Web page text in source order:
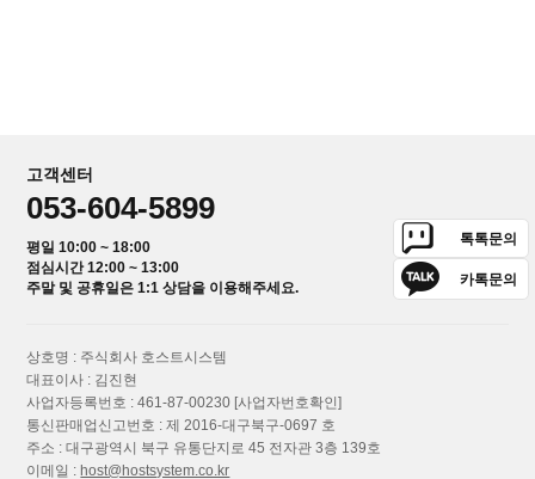
고객센터
053-604-5899
평일 10:00 ~ 18:00
점심시간 12:00 ~ 13:00
주말 및 공휴일은 1:1 상담을 이용해주세요.
톡톡문의
카톡문의
상호명 : 주식회사 호스트시스템
대표이사 : 김진현
사업자등록번호 : 461-87-00230 [사업자번호확인]
통신판매업신고번호 : 제 2016-대구북구-0697 호
주소 : 대구광역시 북구 유통단지로 45 전자관 3층 139호
이메일 : host@hostsystem.co.kr